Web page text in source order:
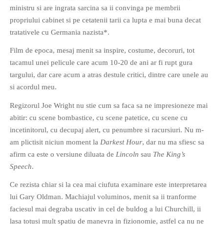
Contact
Descarca povestirea Floare
Download 101 Movie
Acrostics!
PRIETENI APROPIATI
Victor Sosea – Designer
PRIETENI DIN AFARA BRESLEI
GloryBox.ro
Vreau-schimbare.ro
ministru si are ingrata sarcina sa ii convinga pe membrii
propriului cabinet si pe cetatenii tarii ca lupta e mai buna decat
tratativele cu Germania nazista*.
Film de epoca, mesaj menit sa inspire, costume, decoruri, tot
tacamul unei pelicule care acum 10-20 de ani ar fi rupt gura
targului, dar care acum a atras destule critici, dintre care unele au
si acordul meu.
Regizorul Joe Wright nu stie cum sa faca sa ne impresioneze mai
abitir: cu scene bombastice, cu scene patetice, cu scene cu
incetinitorul, cu decupaj alert, cu penumbre si racursiuri. Nu m-
am plictisit niciun moment la Darkest Hour, dar nu ma sfiesc sa
afirm ca este o versiune diluata de Lincoln sau The King’s
Speech.
Ce rezista chiar si la cea mai ciufuta examinare este interpretarea
lui Gary Oldman. Machiajul voluminos, menit sa ii tranforme
faciesul mai degraba uscativ in cel de buldog a lui Churchill, ii
lasa totusi mult spatiu de manevra in fizionomie, astfel ca nu ne